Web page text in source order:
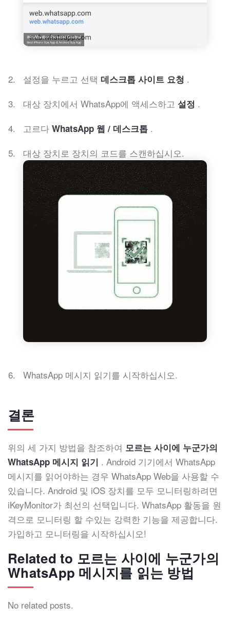
설정을 누르고 선택 데스크톱 사이트 요청 .
대상 장치에서 WhatsApp에 액세스하고 설정 .
고르다 WhatsApp 웹 / 데스크톱 .
대상 장치로 장치의 코드를 스캔하십시오.
WhatsApp 메시지 읽기를 시작하십시오.
결론
위의 세 가지 방법을 참조하여 모르는 사이에 누군가의
WhatsApp 메시지 읽기 . Android 기기에서 WhatsApp
메시지를 읽어야하는 경우 WhatsApp Web을 사용할 수
있습니다. Android 및 iOS 장치를 모두 모니터링하려면
iKeyMonitor가 최선의 선택입니다. WhatsApp 활동을 원
격으로 모니터링 할 수있는 강력한 기능을 제공합니다.
가입하고 모니터링을 시작하십시오!
Related to 모르는 사이에 누군가의
WhatsApp 메시지를 읽는 방법
No related posts.